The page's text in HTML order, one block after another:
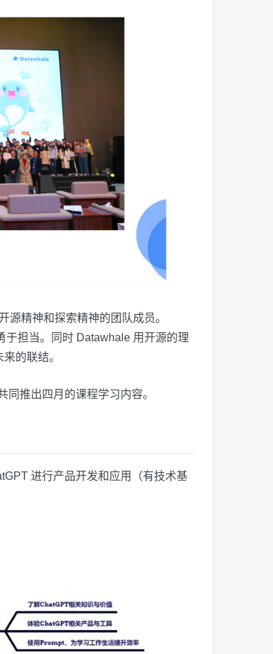
精神和探索精神的团队成员。
于担当。同时 Datawhale 用开源的理
的联结。
推出四月的课程学习内容。
进行产品开发和应用（有技术基